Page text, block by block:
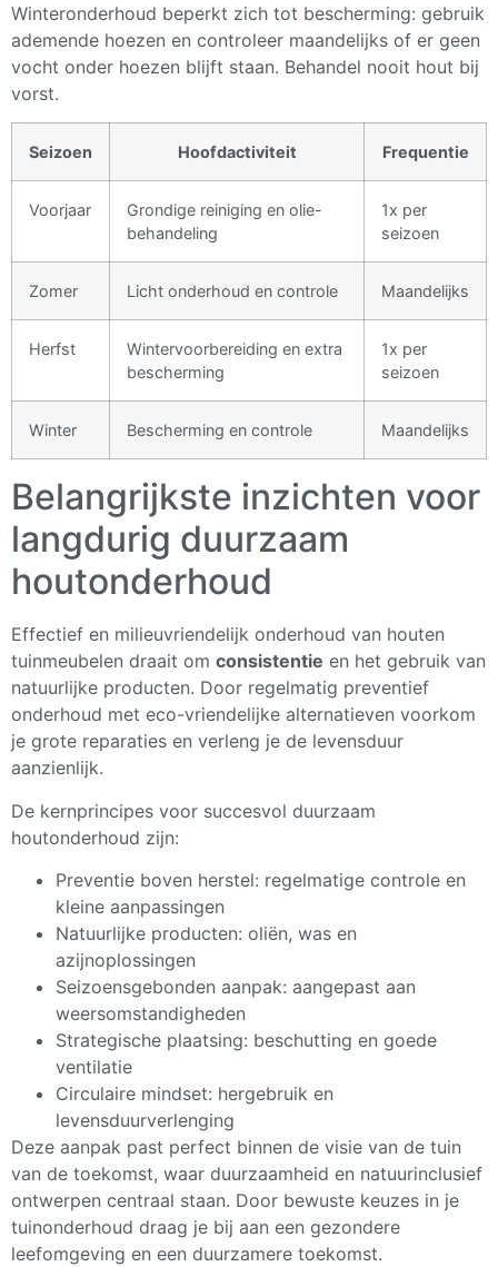
Winteronderhoud beperkt zich tot bescherming: gebruik
ademende hoezen en controleer maandelijks of er geen
vocht onder hoezen blijft staan. Behandel nooit hout bij
vorst.
Seizoen Hoofdactiviteit Frequentie
Voorjaar
Grondige reiniging en olie-
behandeling
1x per
seizoen
Zomer Licht onderhoud en controle Maandelijks
Herfst
Wintervoorbereiding en extra
bescherming
1x per
seizoen
Winter Bescherming en controle Maandelijks
Belangrijkste inzichten voor
langdurig duurzaam
houtonderhoud
Effectief en milieuvriendelijk onderhoud van houten
tuinmeubelen draait om consistentie en het gebruik van
natuurlijke producten. Door regelmatig preventief
onderhoud met eco-vriendelijke alternatieven voorkom
je grote reparaties en verleng je de levensduur
aanzienlijk.
De kernprincipes voor succesvol duurzaam
houtonderhoud zijn:
Preventie boven herstel: regelmatige controle en
kleine aanpassingen
Natuurlijke producten: oliën, was en
azijnoplossingen
Seizoensgebonden aanpak: aangepast aan
weersomstandigheden
Strategische plaatsing: beschutting en goede
ventilatie
Circulaire mindset: hergebruik en
levensduurverlenging
Deze aanpak past perfect binnen de visie van de tuin
van de toekomst, waar duurzaamheid en natuurinclusief
ontwerpen centraal staan. Door bewuste keuzes in je
tuinonderhoud draag je bij aan een gezondere
leefomgeving en een duurzamere toekomst.